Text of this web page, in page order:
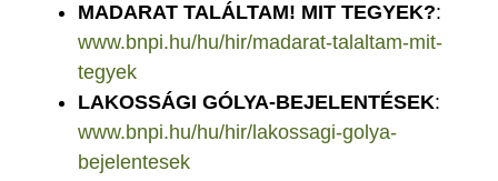
MADARAT TALÁLTAM! MIT TEGYEK?:
www.bnpi.hu/hu/hir/madarat-talaltam-mit-
tegyek
LAKOSSÁGI GÓLYA-BEJELENTÉSEK:
www.bnpi.hu/hu/hir/lakossagi-golya-
bejelentesek